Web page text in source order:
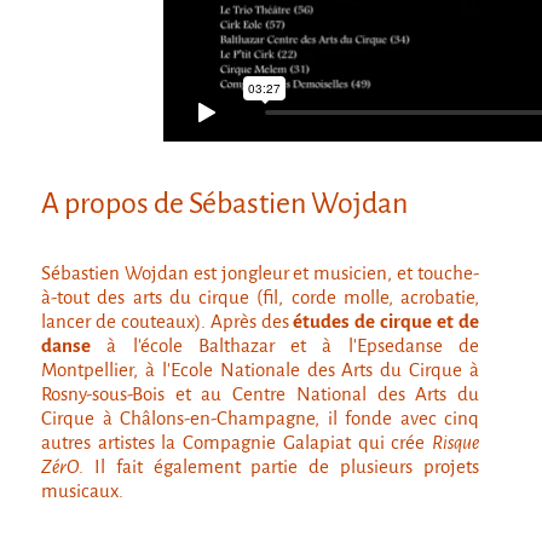
C'est quand qu'on va où !?
Roue de la Mort
Sur le Chemin de la Route
La F.R.A.P.
Wagabond
Château Descartes
Parasites
En Bretagne
La démarche
Les projets contextuels
Générations Cirque
A propos de Sébastien Wojdan
Sébastien Wojdan est jongleur et musicien, et touche-
à-tout des arts du cirque (fil, corde molle, acrobatie,
lancer de couteaux). Après desétudes de cirque et de
danse à l’école Balthazar et à l’Epsedanse de
Montpellier, à l’Ecole Nationale des Arts du Cirque à
Rosny-sous-Bois et au Centre National des Arts du
Cirque à Châlons-en-Champagne, il fonde avec cinq
autres artistes la Compagnie Galapiat qui crée Risque
ZérO. Il fait également partie de plusieurs projets
musicaux.